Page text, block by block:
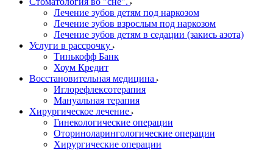
Лечение зубов детям под наркозом
Лечение зубов взрослым под наркозом
Лечение зубов детям в седации (закись азота)
Услуги в рассрочку
Тинькофф Банк
Хоум Кредит
Восстановительная медицина
Иглорефлексотерапия
Мануальная терапия
Хирургическое лечение
Гинекологические операции
Оториноларингологические операции
Хирургические операции